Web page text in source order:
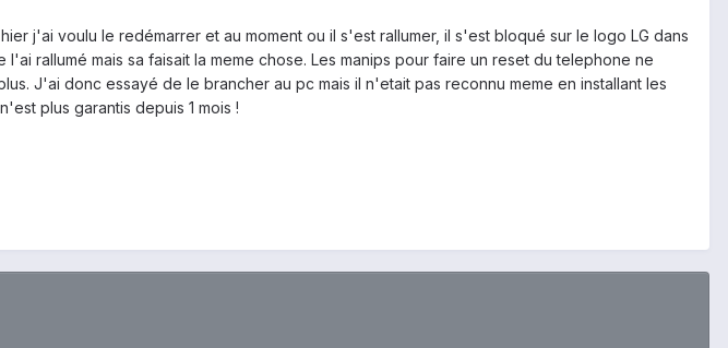
j'ai voulu le redémarrer et au moment ou il s'est rallumer, il s'est bloqué sur le logo LG dans
rallumé mais sa faisait la meme chose. Les manips pour faire un reset du telephone ne
J'ai donc essayé de le brancher au pc mais il n'etait pas reconnu meme en installant les
plus garantis depuis 1 mois !